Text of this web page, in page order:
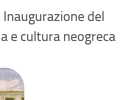
del
e cultura neogreca